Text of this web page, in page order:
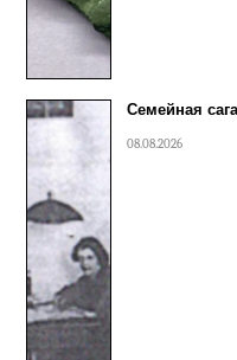
Семейная
08.08.2026